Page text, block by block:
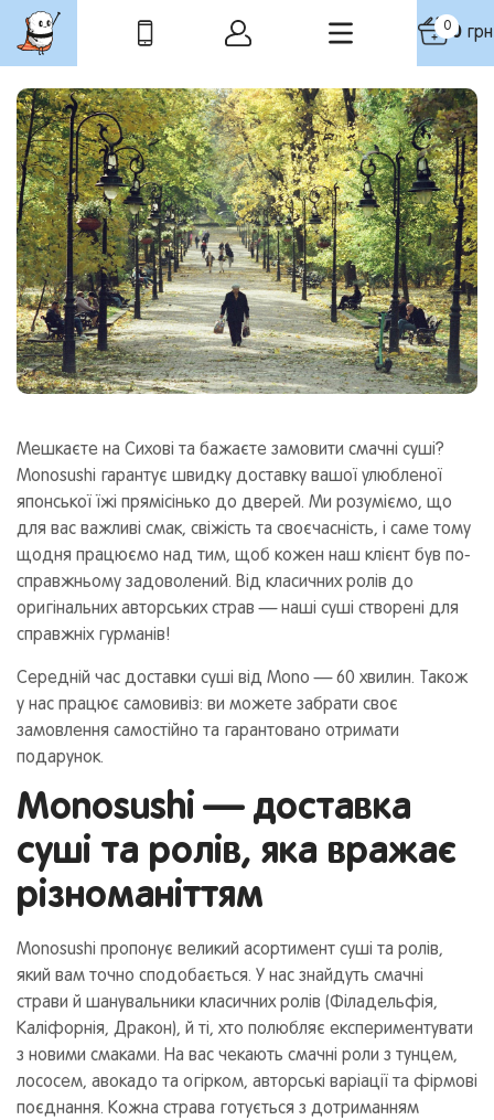
00 грн
Мешкаєте на Сихові та бажаєте замовити смачні суші?
Monosushi гарантує швидку доставку вашої улюбленої
японської їжі прямісінько до дверей. Ми розуміємо, що
для вас важливі смак, свіжість та своєчасність, і саме тому
щодня працюємо над тим, щоб кожен наш клієнт був по-
справжньому задоволений. Від класичних ролів до
оригінальних авторських страв — наші суші створені для
справжніх гурманів!
Середній час доставки суші від Mono — 60 хвилин. Також
у нас працює самовивіз: ви можете забрати своє
замовлення самостійно та гарантовано отримати
подарунок.
Monosushi — доставка
суші та ролів, яка вражає
різноманіттям
Monosushi пропонує великий асортимент суші та ролів,
який вам точно сподобається. У нас знайдуть смачні
страви й шанувальники класичних ролів (Філадельфія,
Каліфорнія, Дракон), й ті, хто полюбляє експериментувати
з новими смаками. На вас чекають смачні роли з тунцем,
лососем, авокадо та огірком, авторські варіації та фірмові
поєднання. Кожна страва готується з дотриманням